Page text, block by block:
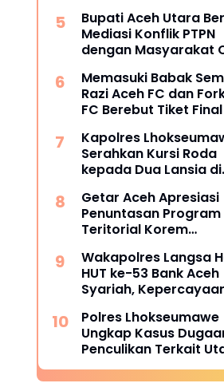
Bupati Aceh Utara
Mediasi Konflik PTPN
dengan Masyarakat
Apresiasi
Memasuki Babak
Razi Aceh FC dan
FC Berebut Tiket Final
Kapolres
Serahkan Kursi Roda
kepada Dua Lansia di
Izzah
Getar Aceh Apresiasi
Penuntasan Program
Teritorial Korem
Bencana di Aceh
Wakapolres Langsa
HUT ke-53 Bank Aceh
Syariah,
Polres Lhokseumawe
Ungkap Kasus
Penculikan Terkait
Piutang, Dua Terduga
Pelaku Diamankan